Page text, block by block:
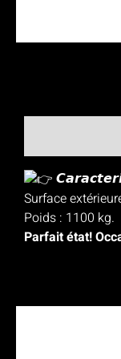
Surface
Poids : 1100 kg.
Parfait état!